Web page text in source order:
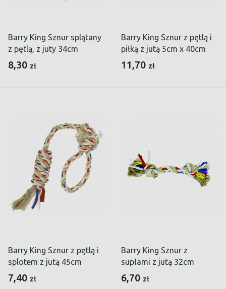
Barry King Sznur splątany
z pętlą, z juty 34cm
8,30 zł
Barry King Sznur z pętlą i
piłką z jutą 5cm x 40cm
11,70 zł
Barry King Sznur z pętlą i
splotem z jutą 45cm
7,40 zł
Barry King Sznur z
supłami z jutą 32cm
6,70 zł